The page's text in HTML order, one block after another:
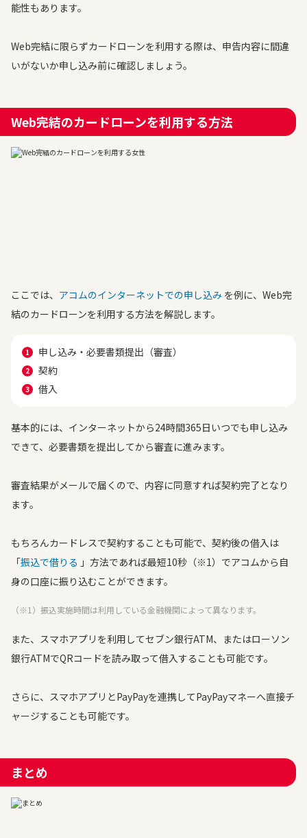
能性もあります。
Web完結に限らずカードローンを利用する際は、申告内容に間違
いがないか申し込み前に確認しましょう。
Web完結のカードローンを利用する方法
ここでは、 アコムのインターネットでの申し込み を例に、Web完
結のカードローンを利用する方法を解説します。
申し込み・必要書類提出（審査）
契約
借入
基本的には、インターネットから24時間365日いつでも申し込み
できて、必要書類を提出してから審査に進みます。
審査結果がメールで届くので、内容に同意すれば契約完了となり
ます。
もちろんカードレスで契約することも可能で、契約後の借入は
「振込で借りる 」方法であれば最短10秒（※1）でアコムから自
身の口座に振り込むことができます。
（※1）振込実施時間は利用している金融機関によって異なります。
また、スマホアプリを利用してセブン銀行ATM、またはローソン
銀行ATMでQRコードを読み取って借入することも可能です。
さらに、スマホアプリとPayPayを連携してPayPayマネーへ直接チ
ャージすることも可能です。
まとめ